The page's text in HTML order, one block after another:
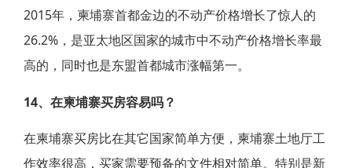
2015年，柬埔寨首都金边的不动产价格增长了惊人的
26.2%，是亚太地区国家的城市中不动产价格增长率最
高的，同时也是东盟首都城市涨幅第一。
14、在柬埔寨买房容易吗？
在柬埔寨买房比在其它国家简单方便，柬埔寨土地厅工
作效率很高，买家需要预备的文件相对简单。特别是新